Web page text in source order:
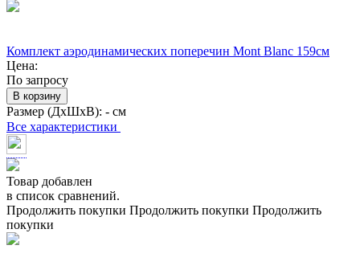
Комплект аэродинамических поперечин Mont Blanc 159см
Цена:
По запросу
В корзину
Размер (ДхШхВ): - см
Все характеристики
Товар добавлен
в список сравнений.
Продолжить покупки Продолжить покупки Продолжить
покупки